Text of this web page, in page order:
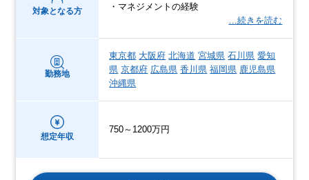
対象となる方
・マネジメントの経験
…続きを読む
勤務地
東京都 大阪府 北海道 宮城県 石川県 愛知
県 京都府 広島県 香川県 福岡県 鹿児島県
沖縄県
想定年収
750～1200万円